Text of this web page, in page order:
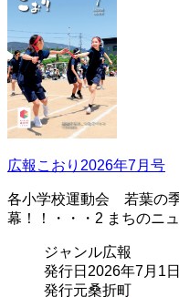
広報こおり2026年7月号
各小学校運動会 若葉の
幕！！・・・2 まちのニ
ジャンル広報
発行日 2026年7月1日
発行元桑折町